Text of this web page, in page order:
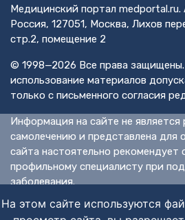
Медицинский портал medportal.ru.
Россия, 127051, Москва, Лихов
стр.2, помещение 2
© 1998—2026 Все права
использование материалов
только с письменного согласия
Информация на сайте не является
самолечению и представлена для
сайта настоятельно рекомендует
профильному специалисту при
заболевания.
ИМЕЮТСЯ ПРОТИВОПОКАЗАНИЯ.
КОНСУЛЬТАЦИЯ СПЕЦИАЛИСТА.
На этом сайте используются